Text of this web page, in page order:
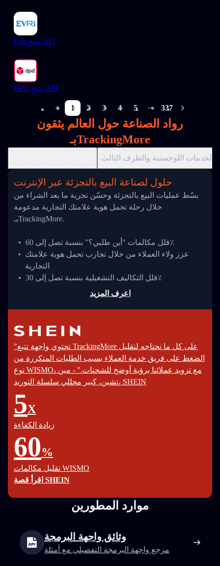
Evri تتبع API
DPD تتبع API
1 2 3 4 5
More pages
337
رواد الصناعة حول العالم يثقون
بـTrackingMore
الخدمات اللوجستية والطرف الثالث
حلول لصناعة البيع بالتجزئة عبر الإنترنت
بسّط عمليات البيع بالتجزئة وحسّن تجربة ما بعد الشراء من
خلال رحلة تحمل هوية علامتك التجارية مدعومة
بـTrackingMore.
قلل مكالمات "أين طلبي؟" بنسبة تصل إلى 60٪
عزز ولاء العملاء من خلال تجارب تحمل هوية علامتك
التجارية
قلل التكاليف التشغيلية بنسبة تصل إلى 30٪
اعرف المزيد
"تحتوي واجهة تتبع TrackingMore على كل ما نحتاجه لتقليل
الضغط على فريق خدمة العملاء بسبب الطلبات المتكررة من
نوع WISMO، مع تزويد عملائنا برؤية أوضح للشحنات." - مين
تشين، كبير محللي سلسلة التوريد، SHEIN
5X
زيادة الكفاءة
60%
تقليل مكالمات WISMO
اقرأ قصة SHEIN
موارد المطورين
وثائق واجهة البرمجة
مرجع واجهة البرمجة التفصيلي مع أمثلة